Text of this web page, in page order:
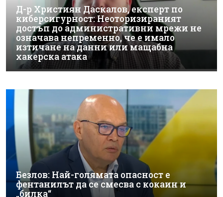
Д-р Християн Даскалов, експерт по
киберсигурност: Неоторизираният
достъп до административни мрежи не
означава непременно, че е имало
изтичане на данни или мащабна
хакерска атака
Безлов: Най-голямата опасност е
фентанилът да се смесва с кокаин и
„билка“